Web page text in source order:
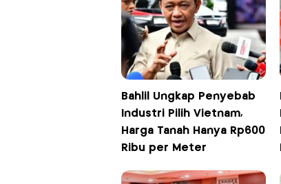
Bahlil Ungkap Penyebab
Industri Pilih Vietnam,
Harga Tanah Hanya Rp600
Ribu per Meter